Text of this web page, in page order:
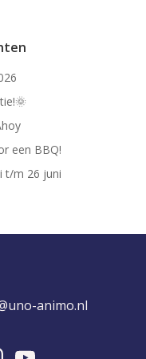
een BBQ!
t/m 26 juni
animo.nl